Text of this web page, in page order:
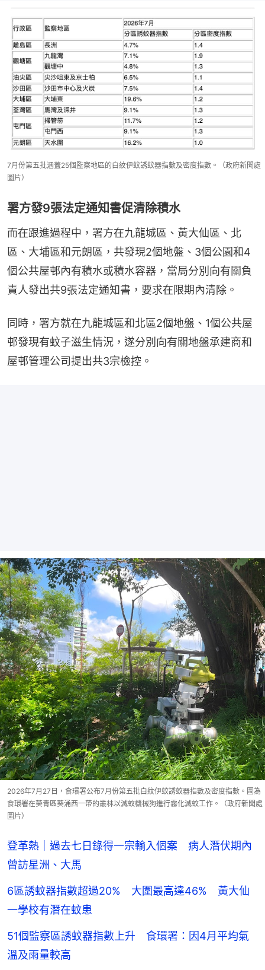
7月份第五批涵蓋25個監察地區的白紋伊蚊誘蚊器指數及密度指數。（政府新聞處
圖片）
署方發9張法定通知書促清除積水
而在跟進過程中，署方在九龍城區、黃大仙區、北
區、大埔區和元朗區，共發現2個地盤、3個公園和4
個公共屋邨內有積水或積水容器，當局分別向有關負
責人發出共9張法定通知書，要求在限期內清除。
同時，署方就在九龍城區和北區2個地盤、1個公共屋
邨發現有蚊子滋生情況，遂分別向有關地盤承建商和
屋邨管理公司提出共3宗檢控。
2026年7月27日，食環署公布7月份第五批白紋伊蚊誘蚊器指數及密度指數。圖為
食環署在葵青區葵涌西一帶的叢林以滅蚊機械狗進行霧化滅蚊工作。（政府新聞處
圖片）
登革熱｜過去七日錄得一宗輸入個案 病人潛伏期內
曾訪星洲、大馬
6區誘蚊器指數超過20% 大圍最高達46% 黃大仙
一學校有潛在蚊患
51個監察區誘蚊器指數上升 食環署：因4月平均氣
溫及雨量較高